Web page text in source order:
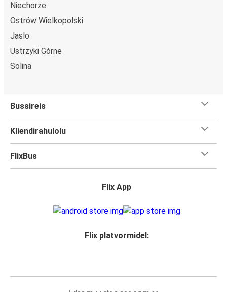
Niechorze
Ostrów Wielkopolski
Jaslo
Ustrzyki Górne
Solina
Bussireis
Kliendirahulolu
FlixBus
Flix App
Flix platvormidel: